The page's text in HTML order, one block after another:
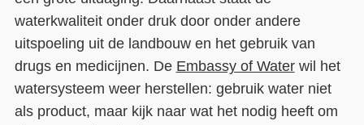
waterkwaliteit onder druk door onder andere
uitspoeling uit de landbouw en het gebruik van
drugs en medicijnen. De Embassy of Waterwil het
watersysteem weer herstellen: gebruik water niet
als product, maar kijk naar wat het nodig heeft om